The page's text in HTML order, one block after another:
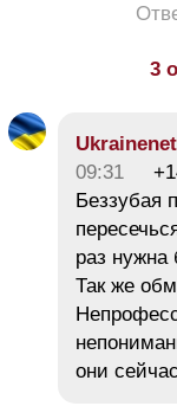
3
09:31
Беззубая
раз нужна
Так же
они